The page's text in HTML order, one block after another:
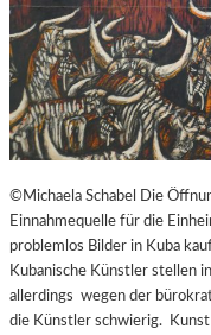
©Michaela Schabel Die
Einnahmequelle für die
problemlos Bilder in Kuba
Kubanische Künstler stellen
allerdings wegen der
die Künstler schwierig.